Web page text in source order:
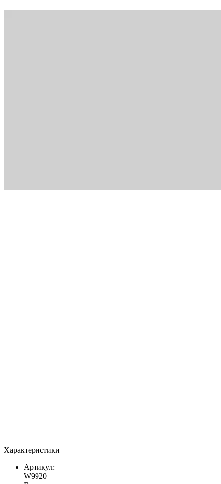
Характеристики
Артикул:
W9920